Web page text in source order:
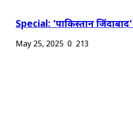
Special: 'पाकिस्तान
May 25, 2025 0 213